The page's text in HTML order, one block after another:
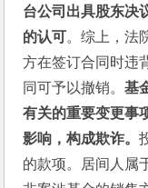
台公司出具股东决
的认可。综上，法
方在签订合同时违
同可予以撤销。基
有关的重要变更事
影响，构成欺诈。
的款项。居间人属